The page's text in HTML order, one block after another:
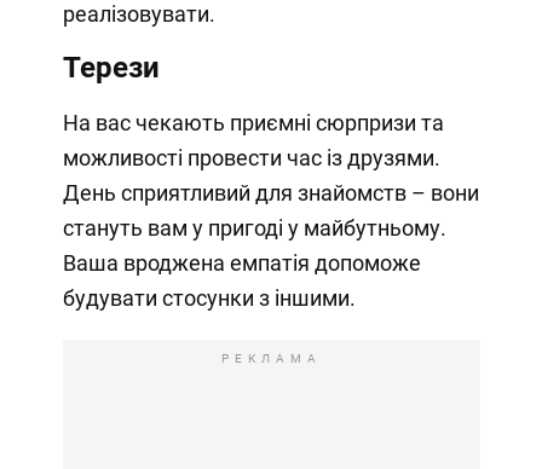
реалізовувати.
Терези
На вас чекають приємні сюрпризи та
можливості провести час із друзями.
День сприятливий для знайомств – вони
стануть вам у пригоді у майбутньому.
Ваша вроджена емпатія допоможе
будувати стосунки з іншими.
РЕКЛАМА